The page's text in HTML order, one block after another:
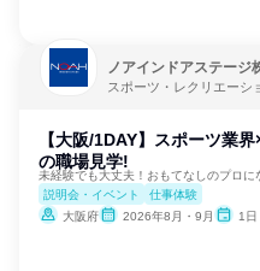
ノアインドアステージ
スポーツ・レクリエーシ
【大阪/1DAY】スポーツ業
の職場見学!
未経験でも大丈夫！おもてなしのプロに
説明会・イベント
仕事体験
大阪府
2026年8月・9月 1日